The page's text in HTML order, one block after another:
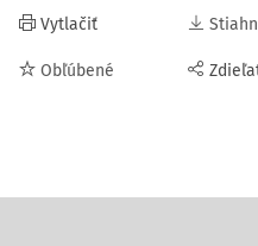
Vytlačiť
Obľúbené